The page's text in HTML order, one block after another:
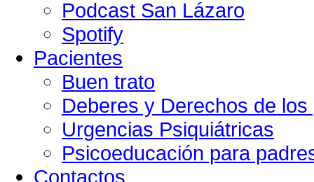
Podcast San Lázaro
Spotify
Pacientes
Buen trato
Deberes y Derechos de los
Urgencias Psiquiátricas
Psicoeducación para
Contactos